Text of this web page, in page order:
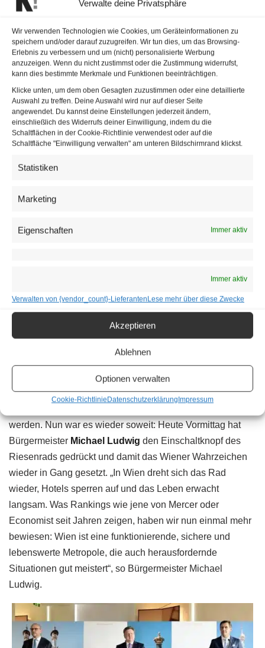
Verwalte deine Privatsphäre
Wir verwenden Technologien wie Cookies, um Geräteinformationen zu
speichern und/oder darauf zuzugreifen. Wir tun dies, um das Browsing-
Erlebnis zu verbessern und um (nicht) personalisierte Werbung
anzuzeigen. Wenn du nicht zustimmst oder die Zustimmung widerrufst,
kann dies bestimmte Merkmale und Funktionen beeinträchtigen.
Klicke unten, um dem oben Gesagten zuzustimmen oder eine detaillierte
Auswahl zu treffen. Deine Auswahl wird nur auf dieser Seite
angewendet. Du kannst deine Einstellungen jederzeit ändern,
einschließlich des Widerrufs deiner Einwilligung, indem du die
Schaltflächen in der Cookie-Richtlinie verwendest oder auf die
Schaltfläche "Einwilligung verwalten" am unteren Bildschirmrand klickst.
Statistiken
Marketing
Eigenschaften Immer aktiv
Immer aktiv
Verwalten von {vendor_count}-LieferantenLese mehr über diese Zwecke
Akzeptieren
Ablehnen
Optionen verwalten
Cookie-RichtlinieDatenschutzerklärungImpressum
dreht sich wieder
In einem historischen Moment hat Bürgermeister Michael
Ludwig gemeinsam mit Wirtschaftsstadtrat Peter Hanke,
TourismusdirektorNorbert Kettner und Riesenrad-
Miteigentümerin Nora Lamac das Wiener Riesenrad
wieder in Bewegung gesetzt und damit eine wichtige
Botschaft in die Welt geschickt: Wien ist eine der ersten
Bis Betriebsschluss ohne Unterbrechung
hat sich seit Ende des Zweiten Weltkriegs ohne
Unterbrechung gedreht und musste aufgrund von Corona
werden. Nun war es wieder soweit: Heute Vormittag hat
Bürgermeister Michael Ludwig den Einschaltknopf des
Riesenrads gedrückt und damit das Wiener Wahrzeichen
wieder in Gang gesetzt. „In Wien dreht sich das Rad
wieder, Hotels sperren auf und das Leben erwacht
langsam. Was Rankings wie jene von Mercer oder
Economist seit Jahren zeigen, haben wir nun einmal mehr
bewiesen: Wien ist eine funktionierende, sichere und
lebenswerte Metropole, die auch herausfordernde
Situationen gut meistert“, so Bürgermeister Michael
Ludwig.